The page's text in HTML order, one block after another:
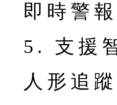
即時警
5. 支援
人形追蹤